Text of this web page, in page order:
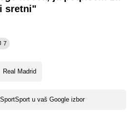
sretni"
7
Real Madrid
u vaš Google izbor